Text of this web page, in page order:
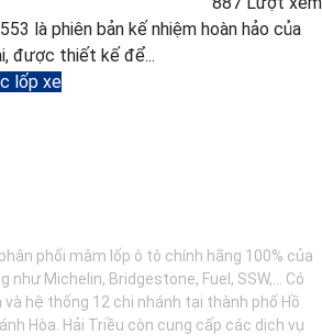
là phiên bản kế nhiệm hoàn hảo của
được thiết kế để...
lốp xe
phối mâm lốp ô tô chính hãng 100% của
Michelin, Bridgestone, Fuel, SSW,... Có
hệ thống 12 chi nhánh tại thành phố Hồ
Hòa. Hải Triều còn cung cấp các dịch vụ